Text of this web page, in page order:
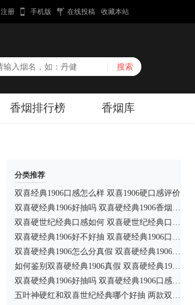
注册 手机版 在线投稿 收藏本站
香烟排行榜 香烟库
分类推荐
双喜经典1906口感怎么样 双喜1906硬口感评价
双喜硬经典1906好抽吗 双喜硬经典1906香烟测评
双喜硬世纪经典口感如何 双喜硬世纪经典口感测评
双喜硬经典1906好不好抽 双喜硬经典1906口感品鉴
双喜硬经典1906怎么分真假 双喜硬经典1906真假查询
如何鉴别双喜硬经典1906真假 双喜硬经典1906真假辨别
双喜硬经典1906好抽吗 双喜硬经典1906口感分析
五叶神硬红和双喜世纪经典哪个好抽 两款双喜香烟价格及口感分析